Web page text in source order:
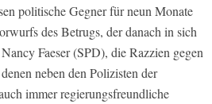
politische Gegner für neun Monate
des Betrugs, der danach in sich
Faeser (SPD), die Razzien gegen
neben den Polizisten der
immer regierungsfreundliche